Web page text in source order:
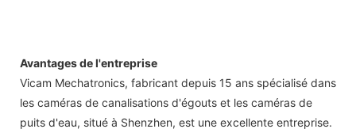
Avantages de l'entreprise
Vicam Mechatronics, fabricant depuis 15 ans spécialisé dans
les caméras de canalisations d'égouts et les caméras de
puits d'eau, situé à Shenzhen, est une excellente entreprise.